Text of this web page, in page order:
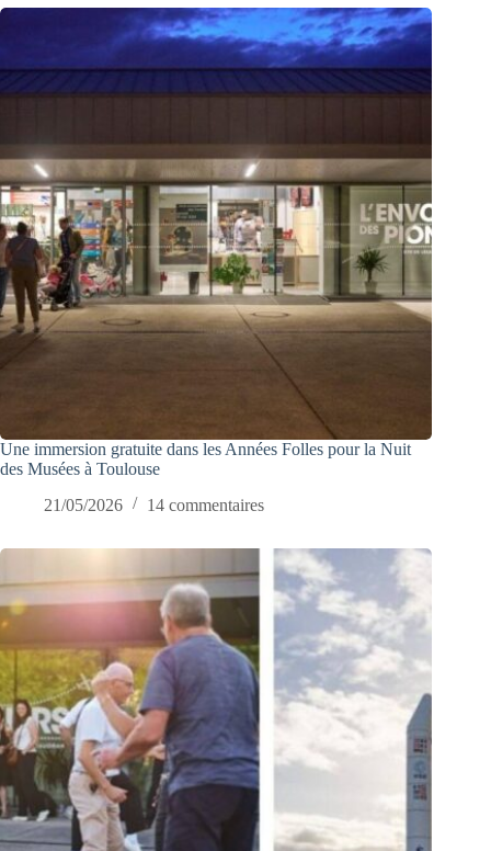
Une immersion gratuite dans les Années Folles pour la Nuit
des Musées à Toulouse
21/05/2026
14 commentaires